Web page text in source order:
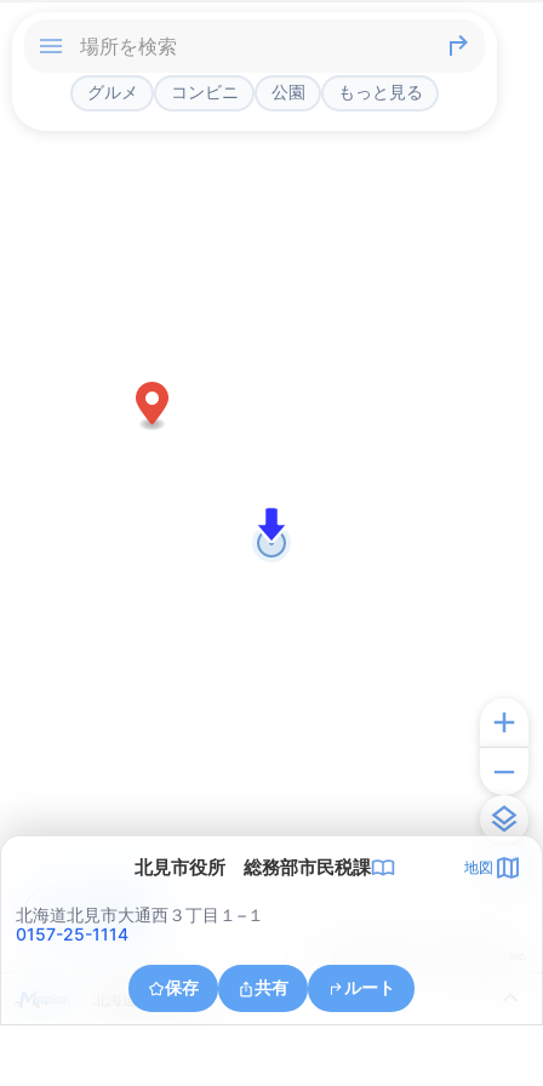
グルメ コンビニ 公園 もっと見る
北見市役所 総務部市民税課 地図
北海道北見市大通西３丁目１−１
0157-25-1114
保存 共有 ルート
北海道北見市川東
アプリで見る